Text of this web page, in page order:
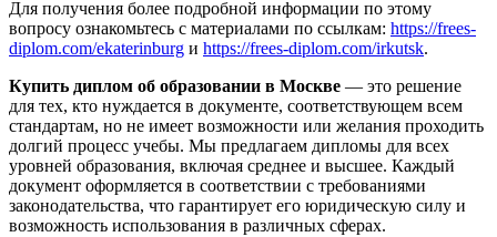
Для получения более подробной информации по этому
вопросу ознакомьтесь с материалами по ссылкам: https://frees-
diplom.com/ekaterinburg и https://frees-diplom.com/irkutsk.
Купить диплом об образовании в Москве — это решение
для тех, кто нуждается в документе, соответствующем всем
стандартам, но не имеет возможности или желания проходить
долгий процесс учебы. Мы предлагаем дипломы для всех
уровней образования, включая среднее и высшее. Каждый
документ оформляется в соответствии с требованиями
законодательства, что гарантирует его юридическую силу и
возможность использования в различных сферах.